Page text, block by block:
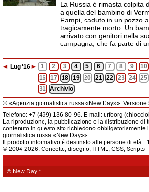
La Russia è rimasta colpita
a quella del bambino di
Rampi, caduto in un pozzo
tragicamente morto. Un
arrivato con genitori nella
campagna, che fa parte di
◄ Lug '16► 1 2 3 4 5 6 7 8 9 10
16
17 18 19 20 21 22 23 24 25
31
Archivio
© «Agenzia giornalistica russa «New Day»». Versione
Informazioni
Agenzia giornalistica russa «New Day» registrata dal
telecomunicazioni, tecnologie informatiche e mass
Russa. Certificato di registrazione dei mass media:
marzo 2015.
Fondatore: «New Day» S.r.l., indirizzo di redazione:
Ekaterinburgo, via Radišev, pal.6, scala «А», uff. 1104.
fornisce informazioni.
Telefono: +7 (499) 136-80-96. E-mail: urfoorg
La riproduzione, la pubblicazione e la distribuzione di
contenuto in questo sito richiedono obbligatoriamente
giornalistica russa «New Day»».
Il prodotto informativo è destinato alle persone di età
© 2004-2026. Concetto, disegno, HTML, CSS, Scripts
© New Day *